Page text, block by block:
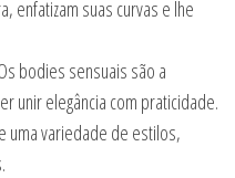
enfatizam suas curvas e lhe
bodies sensuais são a
unir elegância com praticidade.
uma variedade de estilos,